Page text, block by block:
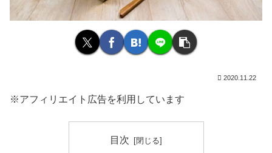
2020.11.22
※アフィリエイト広告を利用しています
目次